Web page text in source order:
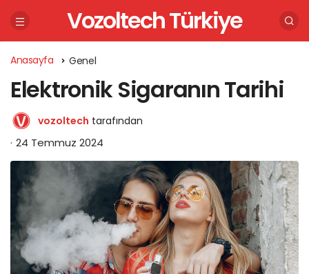
Vozoltech Türkiye
Anasayfa Genel
Elektronik Sigaranın Tarihi
vozoltech tarafından
24 Temmuz 2024